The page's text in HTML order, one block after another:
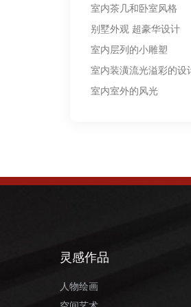
室内茶几和卧室风格
别墅外观 超豪华设计
室内层列的小雕塑
室内装潢流光溢彩的设
室内室外的风光
灵感作品
人物绘画